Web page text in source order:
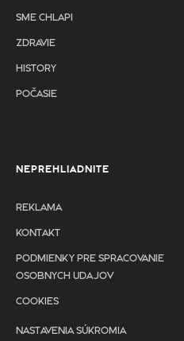
SME CHLAPI
ZDRAVIE
HISTORY
POČASIE
NEPREHLIADNITE
REKLAMA
KONTAKT
PODMIENKY PRE SPRACOVANIE
OSOBNYCH UDAJOV
COOKIES
NASTAVENIA SÚKROMIA